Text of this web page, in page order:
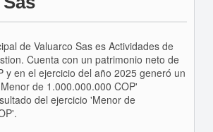
de Valuarco Sas es Actividades de
Cuenta con un patrimonio neto de
y en el ejercicio del año 2025 generó un
de 1.000.000.000 COP'
del ejercicio 'Menor de